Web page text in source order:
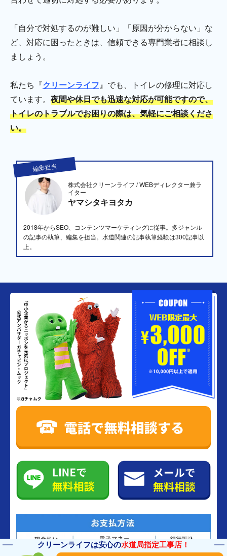
「自分で対処するのが難しい」「原因が分からない」な
ど、対応に困ったときは、信頼できる専門業者に相談し
ましょう。
私たち『クリーンライフ』でも、トイレの修理に対応し
ています。 夜間や休日でも迅速な対応が可能ですので、
トイレのトラブルでお困りの際は、気軽にご相談くださ
い。
編集担当
株式会社クリーンライフ / WEBディレクター兼ラ
イター
ヤマシタキヨタカ
2018年からSEO、コンテンツマーケティングに従事。多ジャンル
の記事の執筆、編集を担当。水道関連の記事執筆経験は300記事以
上。
クリーンライフは安心の水道局指定工事店！